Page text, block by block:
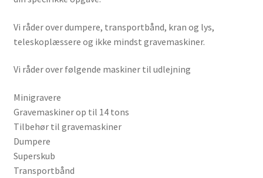
Sæt din varer på auktion
Services
Sikkerhed og Miljø
Søg job
Vi råder over dumpere, transportbånd, kran og lys,
teleskoplæssere og ikke mindst gravemaskiner.
Vi råder over følgende maskiner til udlejning
Minigravere
Gravemaskiner op til 14 tons
Tilbehør til gravemaskiner
Dumpere
Superskub
Transportbånd